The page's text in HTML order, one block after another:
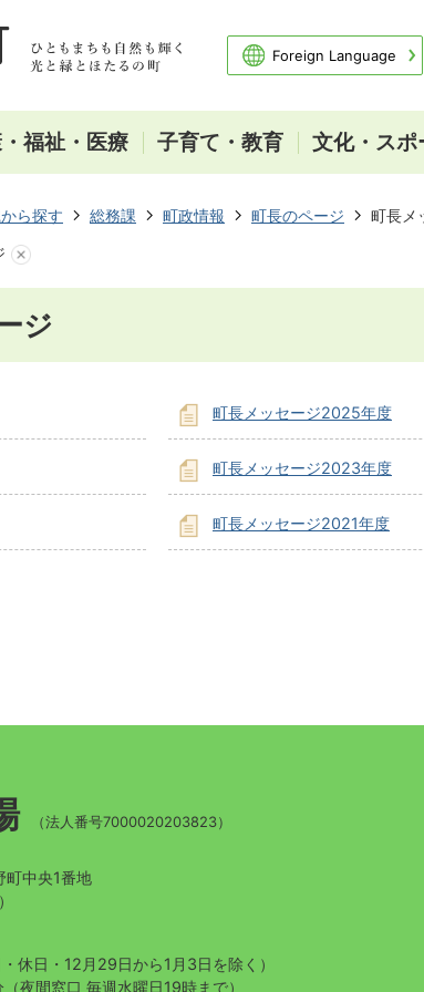
Foreign Language
福祉・医療 子育て・教育 文化・スポ
ら探す 総務課 町政情報 町長のページ 町長メ
ジ
町長メッセージ2025年度
町長メッセージ2023年度
町長メッセージ2021年度
（法人番号7000020203823）
中央1番地
・休日・12月29日から1月3日を除く）
（夜間窓口 毎週水曜日19時まで）